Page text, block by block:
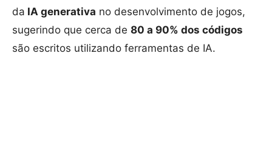
da IA ​​generativa no desenvolvimento de jogos,
sugerindo que cerca de 80 a 90% dos códigos
são escritos utilizando ferramentas de IA.